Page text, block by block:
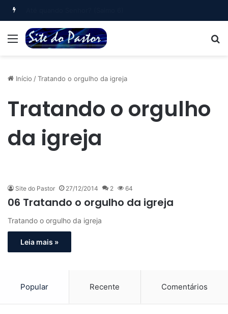
Menu
Início /Tratando o orgulho da igreja
Tratando o orgulho
da igreja
Site do Pastor 27/12/2014 2 64
06 Tratando o orgulho da igreja
Tratando o orgulho da igreja
Leia mais »
Popular Recente Comentários